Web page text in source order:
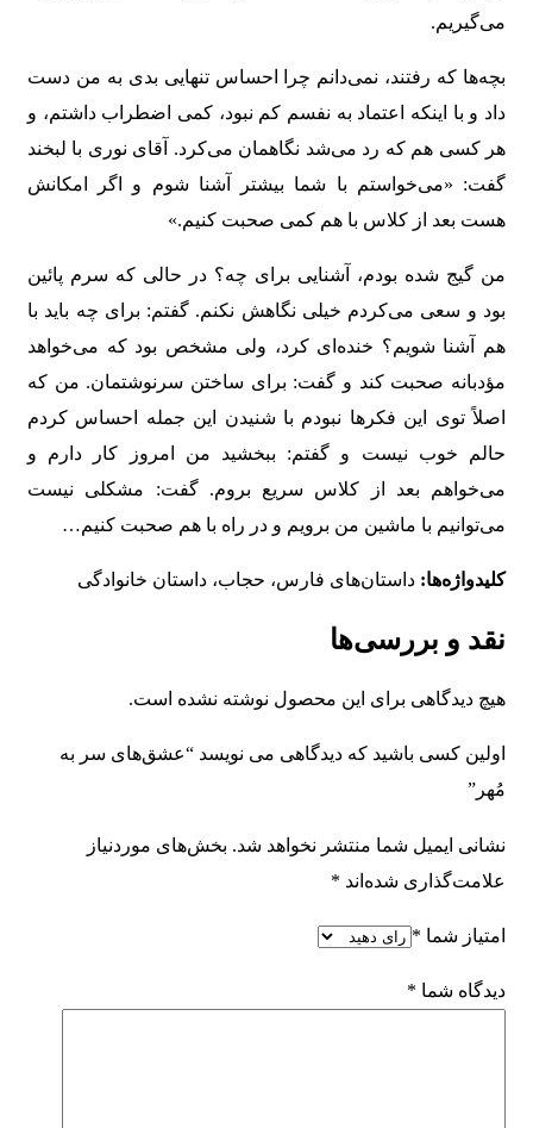
می‌گیریم.
بچه‌ها که رفتند، نمی‌دانم چرا احساس تنهایی بدی به من دست
داد و با اینکه اعتماد به نفسم کم نبود، کمی اضطراب داشتم، و
هر کسی هم که رد می‌شد نگاهمان می‌کرد. آقای نوری با لبخند
گفت: «می‌خواستم با شما بیشتر آشنا شوم و اگر امکانش
هست بعد از کلاس با هم کمی صحبت کنیم.»
من گیج شده بودم، آشنایی برای چه؟ در حالی که سرم پائین
بود و سعی می‌کردم خیلی نگاهش نکنم. گفتم: برای چه باید با
هم آشنا شویم؟ خنده‌ای کرد، ولی مشخص بود که می‌خواهد
مؤدبانه صحبت کند و گفت: برای ساختن سرنوشتمان. من که
اصلاً توی این فکرها نبودم با شنیدن این جمله احساس کردم
حالم خوب نیست و گفتم: ببخشید من امروز کار دارم و
می‌خواهم بعد از کلاس سریع بروم. گفت: مشکلی نیست
می‌توانیم با ماشین من برویم و در راه با هم صحبت کنیم…
کلیدواژه‌ها: داستان‌های فارس، حجاب، داستان خانوادگی
نقد و بررسی‌ها
هیچ دیدگاهی برای این محصول نوشته نشده است.
اولین کسی باشید که دیدگاهی می نویسد “عشق‌های سر به
مُهر”
نشانی ایمیل شما منتشر نخواهد شد. بخش‌های موردنیاز
علامت‌گذاری شده‌اند *
امتیاز شما *
دیدگاه شما *